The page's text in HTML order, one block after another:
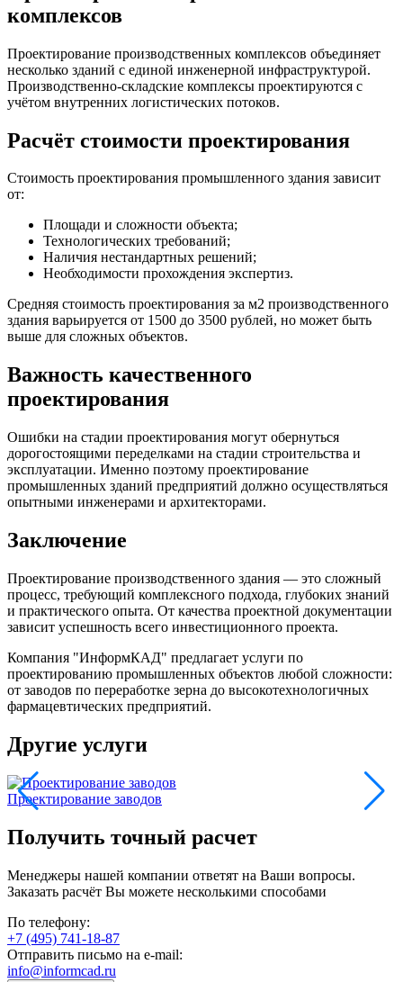
комплексов
Проектирование производственных комплексов объединяет
несколько зданий с единой инженерной инфраструктурой.
Производственно-складские комплексы проектируются с
учётом внутренних логистических потоков.
Расчёт стоимости проектирования
Стоимость проектирования промышленного здания зависит
от:
Площади и сложности объекта;
Технологических требований;
Наличия нестандартных решений;
Необходимости прохождения экспертиз.
Средняя стоимость проектирования за м2 производственного
здания варьируется от 1500 до 3500 рублей, но может быть
выше для сложных объектов.
Важность качественного
проектирования
Ошибки на стадии проектирования могут обернуться
дорогостоящими переделками на стадии строительства и
эксплуатации. Именно поэтому проектирование
промышленных зданий предприятий должно осуществляться
опытными инженерами и архитекторами.
Заключение
Проектирование производственного здания — это сложный
процесс, требующий комплексного подхода, глубоких знаний
и практического опыта. От качества проектной документации
зависит успешность всего инвестиционного проекта.
Компания "ИнформКАД" предлагает услуги по
проектированию промышленных объектов любой сложности:
от заводов по переработке зерна до высокотехнологичных
фармацевтических предприятий.
Другие услуги
Проектирование заводов
Получить точный расчет
Менеджеры нашей компании ответят на Ваши вопросы.
Заказать расчёт Вы можете несколькими способами
По телефону:
+7 (495) 741-18-87
Отправить письмо на e-mail:
info@informcad.ru